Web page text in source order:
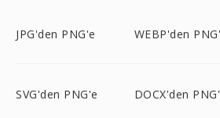
JPG'den PNG'e WEBP'den
SVG'den PNG'e DOCX'den